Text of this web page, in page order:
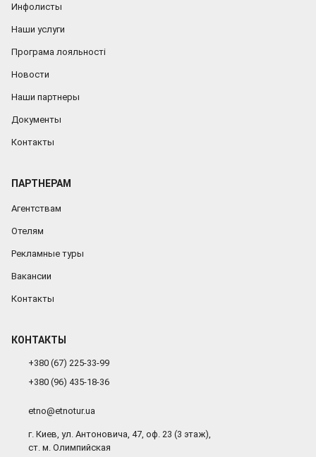
Инфолисты
Наши услуги
Програма лояльності
Новости
Наши партнеры
Документы
Контакты
ПАРТНЕРАМ
Агентствам
Отелям
Рекламные туры
Вакансии
Контакты
КОНТАКТЫ
+380 (67) 225-33-99
+380 (96) 435-18-36
etno@etnotur.ua
г. Киев, ул. Антоновича, 47, оф. 23 (3 этаж),
ст. м. Олимпийская